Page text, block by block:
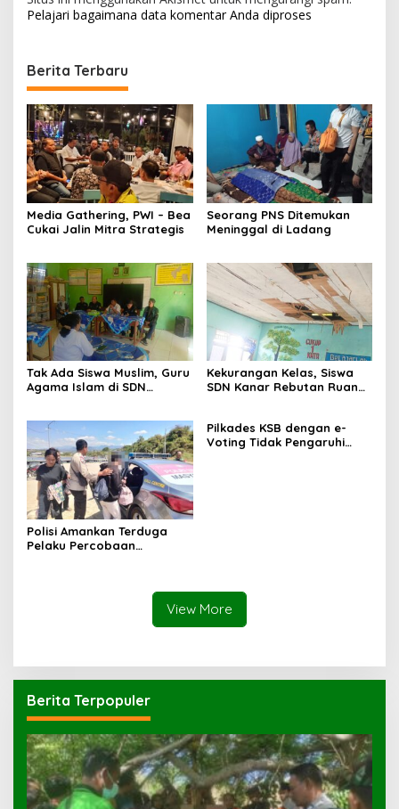
Pelajari bagaimana data komentar Anda diproses
Berita Terbaru
Media Gathering, PWI – Bea
Cukai Jalin Mitra Strategis
Seorang PNS Ditemukan
Meninggal di Ladang
Tak Ada Siswa Muslim, Guru
Agama Islam di SDN
Kekurangan Kelas, Siswa
SDN Kanar Rebutan Ruang
Polisi Amankan Terduga
Pelaku Percobaan
Pilkades KSB dengan e-
Voting Tidak Pengaruhi
View More
Berita Terpopuler